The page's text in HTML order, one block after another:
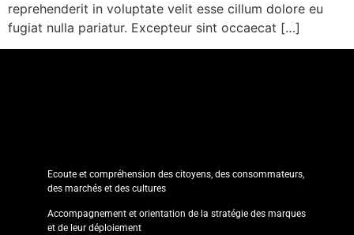
reprehenderit in voluptate velit esse cillum dolore eu
fugiat nulla pariatur. Excepteur sint occaecat […]
Ecoute et compréhension des citoyens, des consommateurs,
des marchés et des cultures
Accompagnement et orientation de la stratégie des marques
et de leur déploiement